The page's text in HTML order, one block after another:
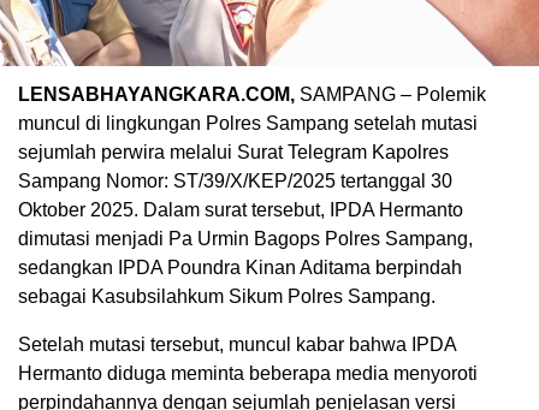
LENSABHAYANGKARA.COM, SAMPANG – Polemik
muncul di lingkungan Polres Sampang setelah mutasi
sejumlah perwira melalui Surat Telegram Kapolres
Sampang Nomor: ST/39/X/KEP/2025 tertanggal 30
Oktober 2025. Dalam surat tersebut, IPDA Hermanto
dimutasi menjadi Pa Urmin Bagops Polres Sampang,
sedangkan IPDA Poundra Kinan Aditama berpindah
sebagai Kasubsilahkum Sikum Polres Sampang.
Setelah mutasi tersebut, muncul kabar bahwa IPDA
Hermanto diduga meminta beberapa media menyoroti
perpindahannya dengan sejumlah penjelasan versi